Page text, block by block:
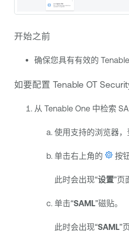
开始之前
确保您具有有效的
如要配置 Tenable OT
从 Tenable One中检索
使用支持的浏览器，
单击右上角的 按
此时会出现“设置”页
单击“SAML”磁贴。
此时会出现“SAML”